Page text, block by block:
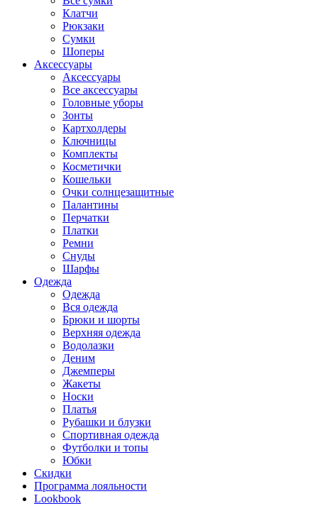
Клатчи
Рюкзаки
Сумки
Шоперы
Аксессуары
Аксессуары
Все аксессуары
Головные уборы
Зонты
Картхолдеры
Ключницы
Комплекты
Косметички
Кошельки
Очки солнцезащитные
Палантины
Перчатки
Платки
Ремни
Снуды
Шарфы
Одежда
Одежда
Вся одежда
Брюки и шорты
Верхняя одежда
Водолазки
Деним
Джемперы
Жакеты
Носки
Платья
Рубашки и блузки
Спортивная одежда
Футболки и топы
Юбки
Скидки
Программа лояльности
Lookbook